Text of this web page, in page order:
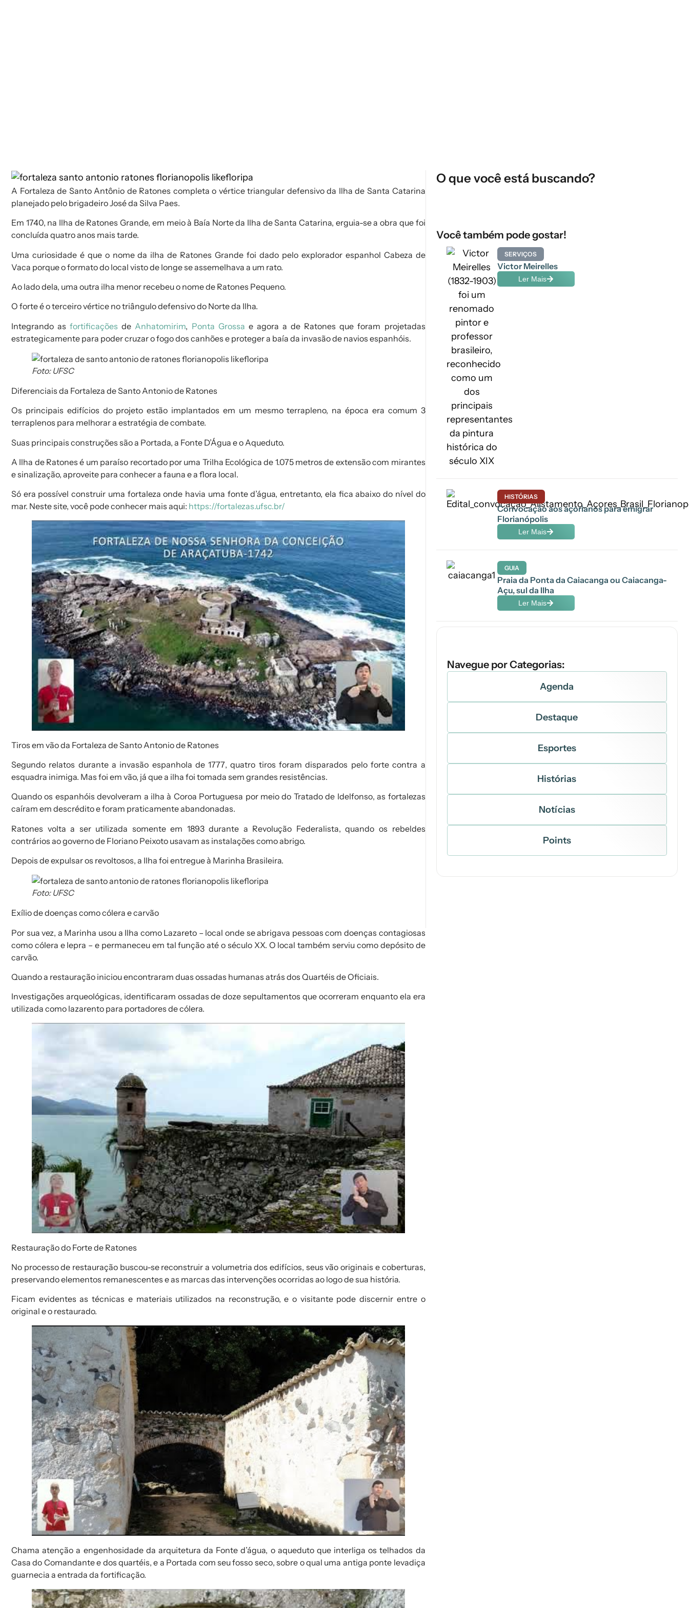
A Fortaleza de Santo Antônio de Ratones completa o vértice triangular defensivo da Ilha de Santa Catarina
planejado pelo brigadeiroJosé da Silva Paes.
Em 1740, na Ilha de Ratones Grande, em meio à Baía Norte da Ilha de Santa Catarina, erguia-se a obra que foi
concluída quatro anos mais tarde.
Uma curiosidade é que o nome da ilha de Ratones Grande foi dado pelo explorador espanhol Cabeza de
Vaca porque o formato do local visto de longe se assemelhava a um rato.
Ao lado dela, uma outra ilha menor recebeu o nome de Ratones Pequeno.
O forte é o terceiro vértice no triângulo defensivo do Norte da Ilha.
Integrando asfortificações de Anhatomirim, Ponta Grossa e agora a de Ratones que foram projetadas
estrategicamente para poder cruzar o fogo dos canhões e proteger a baía da invasão de navios espanhóis.
Foto: UFSC
Diferenciais da Fortaleza de Santo Antonio de Ratones
Os principais edifícios do projeto estão implantados em um mesmo terrapleno, na época era comum 3
terraplenos para melhorar a estratégia de combate.
Suas principais construções são a Portada, a Fonte D’Água e o Aqueduto.
A Ilha de Ratones é um paraíso recortado por uma Trilha Ecológica de 1.075 metros de extensão com mirantes
e sinalização, aproveite para conhecer a fauna e a flora local.
Só era possível construir uma fortaleza onde havia uma fonte d’água, entretanto, ela fica abaixo do nível do
mar. Neste site, você pode conhecer mais aqui: https://fortalezas.ufsc.br/
Tiros em vão da Fortaleza de Santo Antonio de Ratones
Segundo relatos durante a invasão espanhola de 1777, quatro tiros foram disparados pelo forte contra a
esquadra inimiga. Mas foi em vão, já que a ilha foi tomada sem grandes resistências.
Quando os espanhóis devolveram a ilha à Coroa Portuguesa por meio do Tratado de Idelfonso, as fortalezas
caíram em descrédito e foram praticamente abandonadas.
Ratones volta a ser utilizada somente em 1893durante a Revolução Federalista, quando os rebeldes
contrários ao governo de Floriano Peixoto usavam as instalações como abrigo.
Depois de expulsar os revoltosos, a Ilha foi entregue à Marinha Brasileira.
Foto: UFSC
Exílio de doenças como cólera e carvão
Por sua vez, a Marinha usou a Ilha como Lazareto – local onde se abrigava pessoas com doenças contagiosas
como cólera e lepra – e permaneceu em tal função até o século XX. O local também serviu como depósito de
carvão.
Quando a restauração iniciou encontraram duas ossadas humanas atrás dos Quartéis de Oficiais.
Investigações arqueológicas, identificaram ossadas de doze sepultamentos que ocorreram enquanto ela era
utilizada como lazarento para portadores de cólera.
Restauração do Forte de Ratones
No processo de restauração buscou-se reconstruir a volumetria dos edifícios, seus vão originais e coberturas,
preservando elementos remanescentes e as marcas das intervenções ocorridas ao logo de sua história.
Ficam evidentes as técnicas e materiais utilizados na reconstrução, e o visitante pode discernir entre o
original e o restaurado.
Chama atenção a engenhosidade da arquitetura da Fonte d’água, o aquedutoque interliga os telhados da
Casa do Comandante e dos quartéis, e a Portada com seufosso seco, sobre o qual uma antiga ponte levadiça
guarnecia a entrada da fortificação.
O que você está buscando?
Você também pode gostar!
SERVIÇOS
Victor Meirelles
Ler Mais
HISTÓRIAS
Convocação aos açorianos para emigrar
Florianópolis
Ler Mais
GUIA
Praia da Ponta da Caiacanga ou Caiacanga-
Açu, sul da Ilha
Ler Mais
Navegue por Categorias:
Agenda
Destaque
Esportes
Histórias
Notícias
Points